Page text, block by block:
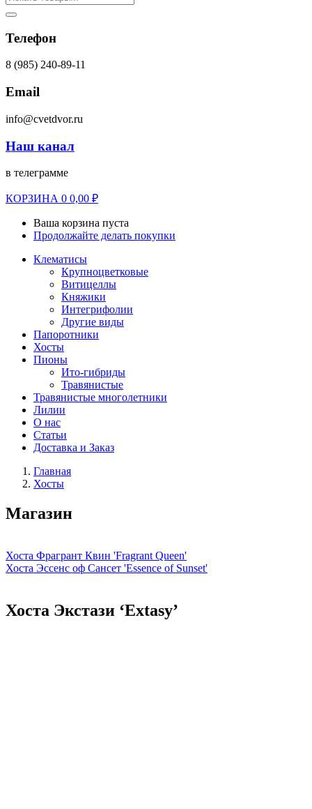
Телефон
8 (985) 240-89-11
Email
info@cvetdvor.ru
Наш канал
в телеграмме
КОРЗИНА 0 0,00 ₽
Ваша корзина пуста
Продолжайте делать покупки
Клематисы
Крупноцветковые
Витицеллы
Княжики
Интегрифолии
Другие виды
Папоротники
Хосты
Пионы
Ито-гибриды
Травянистые
Травянистые многолетники
Лилии
О нас
Статьи
Доставка и Заказ
Главная
Хосты
Магазин
Хоста Фрагрант Квин 'Fragrant Queen'
Хоста Эссенс оф Сансет 'Essence of Sunset'
Хоста Экстази ‘Extasy’